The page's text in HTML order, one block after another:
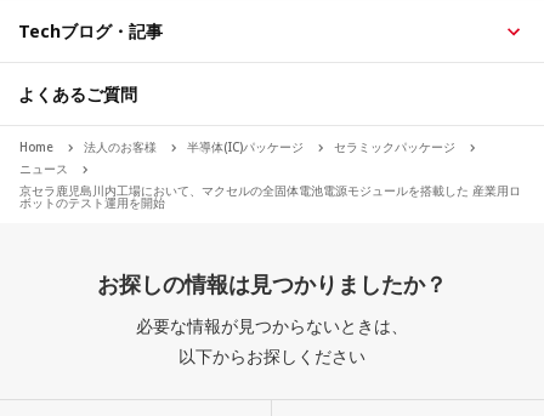
Techブログ・記事
よくあるご質問
Home 法人のお客様 半導体(IC)パッケージ
セラミックパッケージ
ニュース
京セラ鹿児島川内工場において、マクセルの全固体電池電源モジュールを搭載した 産業用ロ
ボットのテスト運用を開始
お探しの情報は見つかりましたか？
必要な情報が見つからないときは、
以下からお探しください